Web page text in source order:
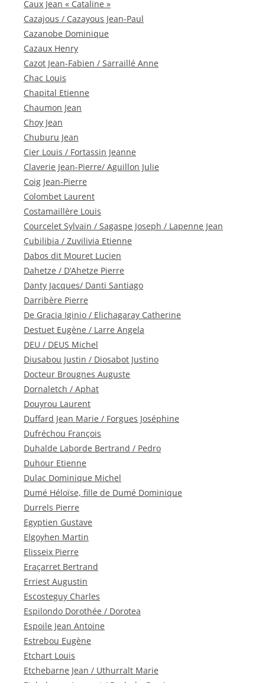
Caux Jean « Cataline »
Cazajous / Cazayous Jean-Paul
Cazanobe Dominique
Cazaux Henry
Cazot Jean-Fabien / Sarraillé Anne
Chac Louis
Chapital Etienne
Chaumon Jean
Choy Jean
Chuburu Jean
Cier Louis / Fortassin Jeanne
Claverie Jean-Pierre/ Aguillon Julie
Coig Jean-Pierre
Colombet Laurent
Costamaillère Louis
Courcelet Sylvain / Sagaspe Joseph / Lapenne Jean
Çubilibia / Zuvilivia Etienne
Dabos dit Mouret Lucien
Dahetze / D’Ahetze Pierre
Danty Jacques/ Danti Santiago
Darribère Pierre
De Gracia Iginio / Elichagaray Catherine
Destuet Eugène / Larre Angela
DEU / DEUS Michel
Diusabou Justin / Diosabot Justino
Docteur Brougnes Auguste
Dornaletch / Aphat
Douyrou Laurent
Duffard Jean Marie / Forgues Joséphine
Dufréchou François
Duhalde Laborde Bertrand / Pedro
Duhour Etienne
Dulac Dominique Michel
Dumé Héloïse, fille de Dumé Dominique
Durrels Pierre
Egyptien Gustave
Elgoyhen Martin
Elisseix Pierre
Eraçarret Bertrand
Erriest Augustin
Escosteguy Charles
Espilondo Dorothée / Dorotea
Espoile Jean Antoine
Estrebou Eugène
Etchart Louis
Etchebarne Jean / Uthurralt Marie